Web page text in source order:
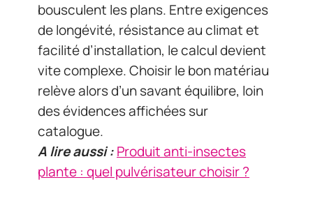
bousculent les plans. Entre exigences
de longévité, résistance au climat et
facilité d’installation, le calcul devient
vite complexe. Choisir le bon matériau
relève alors d’un savant équilibre, loin
des évidences affichées sur
catalogue.
A lire aussi :Produit anti-insectes
plante : quel pulvérisateur choisir ?